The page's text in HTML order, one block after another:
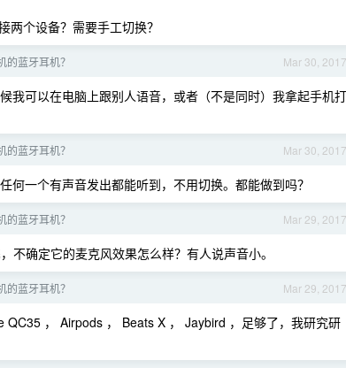
两个设备？需要手工切换？
Mar 30, 2017
蓝牙耳机？
我可以在电脑上跟别人语音，或者（不是同时）我拿起手机打
Mar 30, 2017
蓝牙耳机？
何一个有声音发出都能听到，不用切换。都能做到吗？
Mar 29, 2017
蓝牙耳机？
不确定它的麦克风效果怎么样？有人说声音小。
Mar 29, 2017
蓝牙耳机？
， Airpods ， Beats X ， Jaybird ，足够了，我研究研